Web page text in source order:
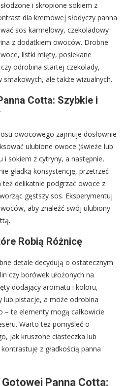
i skropione sokiem z
dla kremowej słodyczy panna
sos karmelowy, czekoladowy
z dodatkiem owoców. Drobne
listki mięty, posiekane
odrobina startej czekolady,
ale także wizualnych.
Cotta: Szybkie i
owocowego zajmuje dosłownie
ulubione owoce (świeże lub
i sokiem z cytryny, a następnie,
gładką konsystencję, przetrzeć
delikatnie podgrzać owoce z
gęstszy sos. Eksperymentuj
aby znaleźć swój ulubiony
Robią Różnicę
detale decydują o ostatecznym
czy borówek ułożonych na
dodający aromatu i koloru,
lub pistacje, a może odrobina
– te elementy mogą całkowicie
Warto też pomyśleć o
jak kruszone ciasteczka lub
z gładkością panna
Panna Cotta: